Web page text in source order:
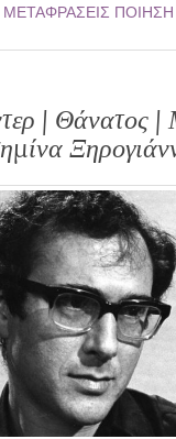
ΜΕΤΑΦΡΆΣΕΙΣ ΠΟΊΗΣΗ
| Θάνατος |